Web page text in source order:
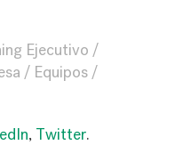
Ejecutivo
Equipos
, Twitter.